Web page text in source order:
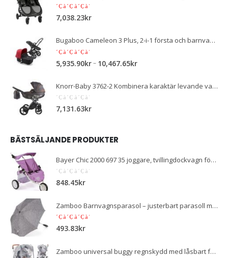
out of 5
7,038.23kr
Bugaboo Cameleon 3 Plus, 2-i-1 första och barnvagn, ram i svart och solnedgång i rött
out of 5
5,935.90kr– 10,467.65kr
Knorr-Baby 3762-2 Kombinera karaktär levande vara kol, mörkgrå / orange
0out of 5
7,131.63kr
BÄSTSÄLJANDE PRODUKTER
Bayer Chic 2000 697 35 joggare, tvillingdockvagn för babydockor upp till 50 cm, lila
0 out of 5
848.45kr
Zamboo Barnvagnsparasol – justerbart parasoll med UV-skydd – universellt barnvagnsparaply – grå
5.00 out of 5
493.83kr
Zamboo universal buggy regnskydd med låsbart fönster - regnskydd barnvagn med dubbel dragkedja för att öppna - transparent, föroreningsfritt